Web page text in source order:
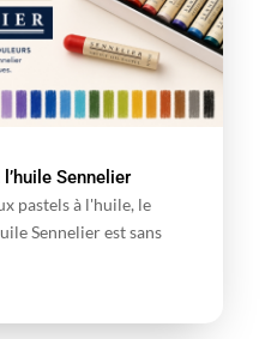
Sennelier
pastels à l'huile, le
Sennelier est sans